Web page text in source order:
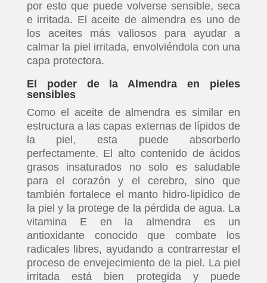
por esto que puede volverse sensible, seca
e irritada. El aceite de almendra es uno de
los aceites más valiosos para ayudar a
calmar la piel irritada, envolviéndola con una
capa protectora.
El poder de la Almendra en pieles
sensibles
Como el aceite de almendra es similar en
estructura a las capas externas de lípidos de
la piel, esta puede absorberlo
perfectamente. El alto contenido de ácidos
grasos insaturados no solo es saludable
para el corazón y el cerebro, sino que
también fortalece el manto hidro-lipídico de
la piel y la protege de la pérdida de agua. La
vitamina E en la almendra es un
antioxidante conocido que combate los
radicales libres, ayudando a contrarrestar el
proceso de envejecimiento de la piel. La piel
irritada está bien protegida y puede